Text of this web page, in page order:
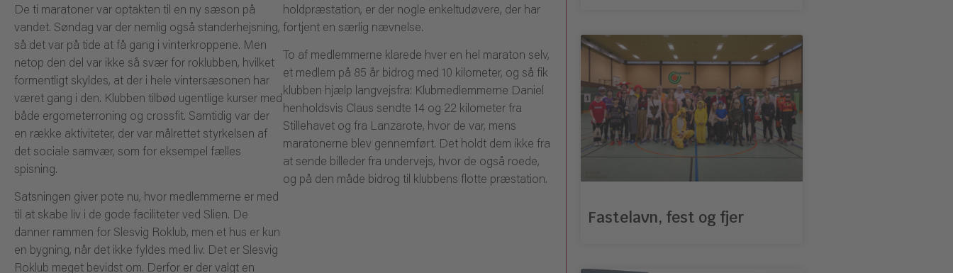
De ti maratoner var optakten til en ny sæson på
vandet. Søndag var der nemlig også standerhejsning,
så det var på tide at få gang i vinterkroppene. Men
netop den del var ikke så svær for roklubben, hvilket
formentligt skyldes, at der i hele vintersæsonen har
været gang i den. Klubben tilbød ugentlige kurser med
både ergometerroning og crossfit. Samtidig var der
en række aktiviteter, der var målrettet styrkelsen af
det sociale samvær, som for eksempel fælles
spisning.
Satsningen giver pote nu, hvor medlemmerne er med
til at skabe liv i de gode faciliteter ved Slien. De
danner rammen for Slesvig Roklub, men et hus er kun
en bygning, når det ikke fyldes med liv. Det er Slesvig
Roklub meget bevidst om. Derfor er der valgt en
holdpræstation, er der nogle enkeltudøvere, der har
fortjent en særlig nævnelse.
To af medlemmerne klarede hver en hel maraton selv,
et medlem på 85 år bidrog med 10 kilometer, og så fik
klubben hjælp langvejsfra: Klubmedlemmerne Daniel
henholdsvis Claus sendte 14 og 22 kilometer fra
Stillehavet og fra Lanzarote, hvor de var, mens
maratonerne blev gennemført. Det holdt dem ikke fra
at sende billeder fra undervejs, hvor de også roede,
og på den måde bidrog til klubbens flotte præstation.
Fastelavn, fest og fjer